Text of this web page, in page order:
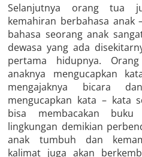
Selanjutnya orang tua
kemahiran berbahasa anak
bahasa seorang anak
dewasa yang ada
pertama hidupnya.
anaknya mengucapkan
mengajaknya bicara
mengucapkan kata – kata
bisa membacakan
lingkungan demikian
anak tumbuh dan
kalimat juga akan